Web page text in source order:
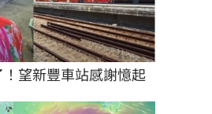
望新豐車站感謝憶起